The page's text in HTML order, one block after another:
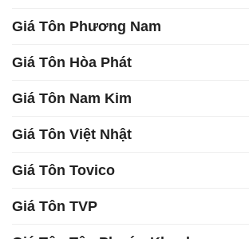
Giá Tôn Phương Nam
Giá Tôn Hòa Phát
Giá Tôn Nam Kim
Giá Tôn Việt Nhật
Giá Tôn Tovico
Giá Tôn TVP